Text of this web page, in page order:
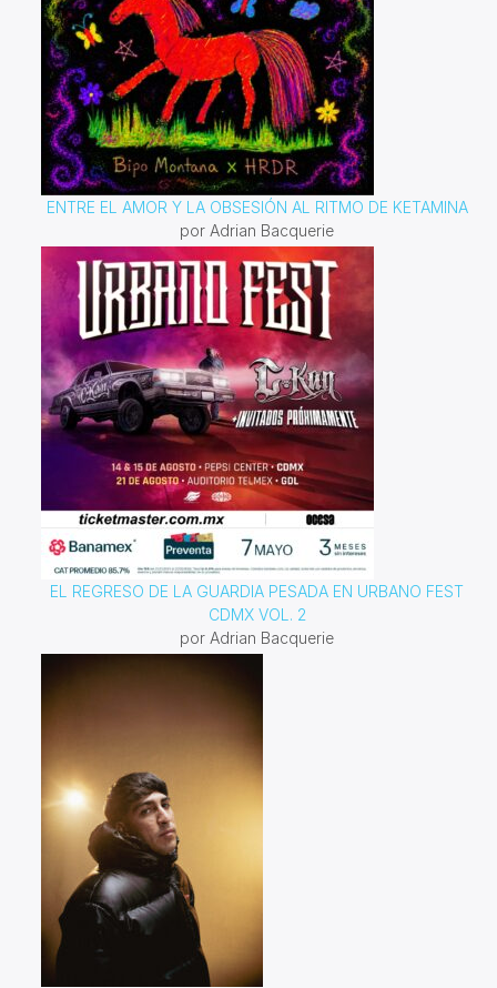
ENTRE EL AMOR Y LA OBSESIÓN AL RITMO DE KETAMINA
por Adrian Bacquerie
EL REGRESO DE LA GUARDIA PESADA EN URBANO FEST
CDMX VOL. 2
por Adrian Bacquerie